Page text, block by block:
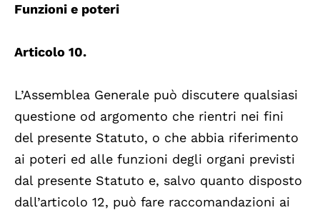
Funzioni e poteri
Articolo 10.
L’Assemblea Generale può discutere qualsiasi
questione od argomento che rientri nei fini
del presente Statuto, o che abbia riferimento
ai poteri ed alle funzioni degli organi previsti
dal presente Statuto e, salvo quanto disposto
dall’articolo 12, può fare raccomandazioni ai